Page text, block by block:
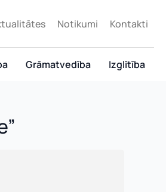
Notikumi Kontakti
Grāmatvedība Izglītība